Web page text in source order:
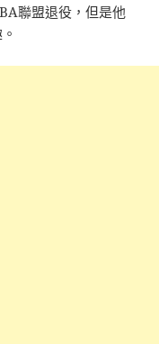
聯盟退役，但是他